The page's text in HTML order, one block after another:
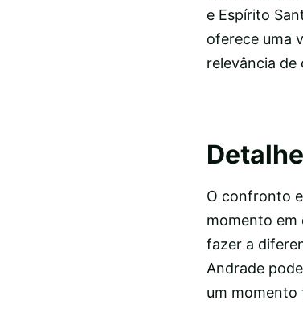
e Espírito
oferece uma
relevância de
O confronto
momento em
fazer a
Andrade
um